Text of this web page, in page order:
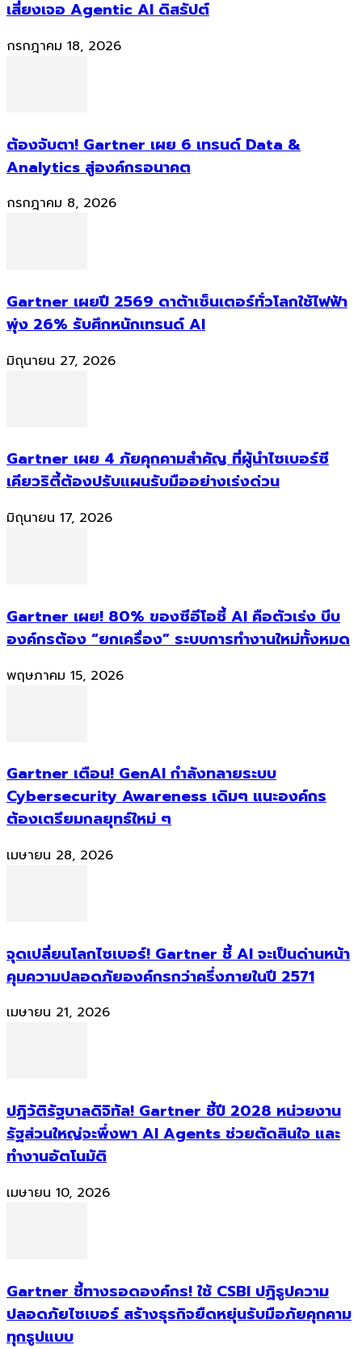
เสี่ยงเจอ Agentic AI ดิสรัปต์
กรกฎาคม 18, 2026
ต้องจับตา! Gartner เผย 6 เทรนด์ Data &
Analytics สู่องค์กรอนาคต
กรกฎาคม 8, 2026
Gartner เผยปี 2569 ดาต้าเซ็นเตอร์ทั่วโลกใช้ไฟฟ้า
พุ่ง 26% รับศึกหนักเทรนด์ AI
มิถุนายน 27, 2026
Gartner เผย 4 ภัยคุกคามสำคัญ ที่ผู้นำไซเบอร์ซี
เคียวริตี้ต้องปรับแผนรับมืออย่างเร่งด่วน
มิถุนายน 17, 2026
Gartner เผย! 80% ของซีอีโอชี้ AI คือตัวเร่ง บีบ
องค์กรต้อง “ยกเครื่อง” ระบบการทำงานใหม่ทั้งหมด
พฤษภาคม 15, 2026
Gartner เตือน! GenAI กำลังทลายระบบ
Cybersecurity Awareness เดิมๆ แนะองค์กร
ต้องเตรียมกลยุทธ์ใหม่ ๆ
เมษายน 28, 2026
จุดเปลี่ยนโลกไซเบอร์! Gartner ชี้ AI จะเป็นด่านหน้า
คุมความปลอดภัยองค์กรกว่าครึ่งภายในปี 2571
เมษายน 21, 2026
ปฏิวัติรัฐบาลดิจิทัล! Gartner ชี้ปี 2028 หน่วยงาน
รัฐส่วนใหญ่จะพึ่งพา AI Agents ช่วยตัดสินใจ และ
ทำงานอัตโนมัติ
เมษายน 10, 2026
Gartner ชี้ทางรอดองค์กร! ใช้ CSBI ปฏิรูปความ
ปลอดภัยไซเบอร์ สร้างธุรกิจยืดหยุ่นรับมือภัยคุกคาม
ทุกรูปแบบ